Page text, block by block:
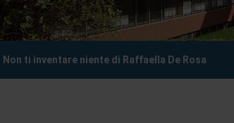
ti inventare niente di Raffaella De Rosa